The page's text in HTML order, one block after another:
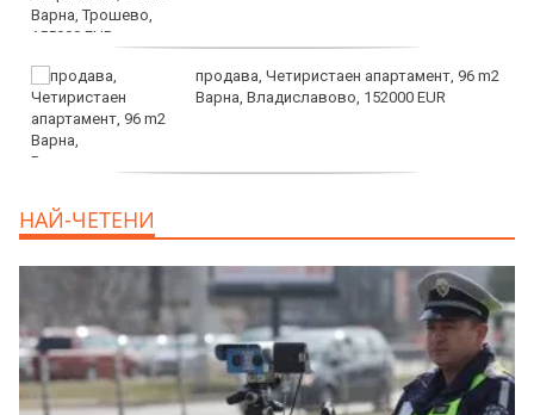
продава, Четиристаен апартамент, 96 m2
Варна, Владиславово, 152000 EUR
НАЙ-ЧЕТЕНИ